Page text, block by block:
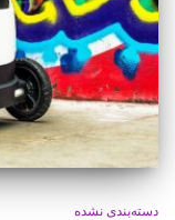
دسته‌بندی نشده